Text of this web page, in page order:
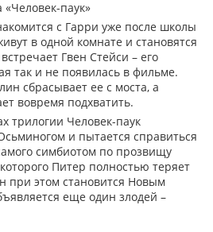
паук»
с Гарри уже после школы
в одной комнате и становятся
Гвен Стейси – его
так и не появилась в фильме.
сбрасывает ее с моста, а
вовремя подхватить.
трилогии Человек-паук
и пытается справиться
симбиотом по прозвищу
Питер полностью теряет
при этом становится Новым
еще один злодей –